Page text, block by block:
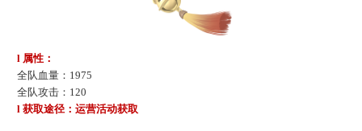
l 属性：
全队 血量： 1975
全队攻击： 120
l 获取途径：运营活动获取